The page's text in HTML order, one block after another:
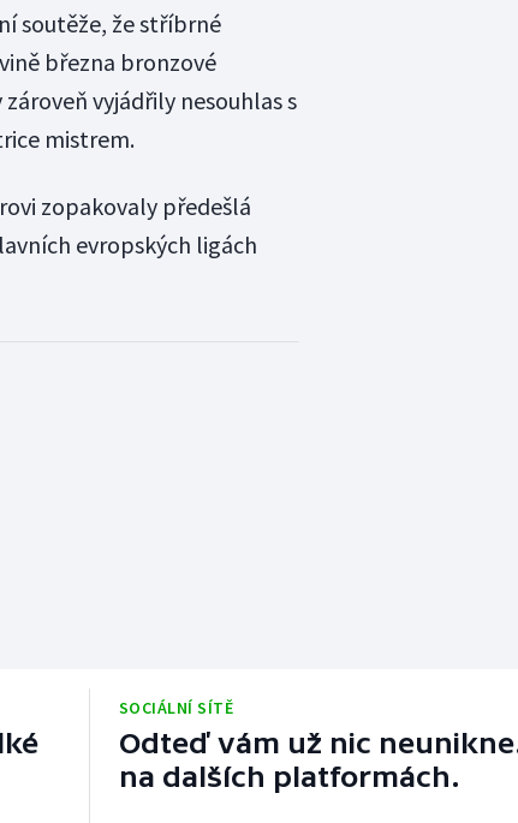
soutěže, že stříbrné
března bronzové
vyjádřily nesouhlas s
mistrem.
zopakovaly předešlá
evropských ligách
SOCIÁLNÍ SÍTĚ
Odteď vám už nic
na dalších platformách.